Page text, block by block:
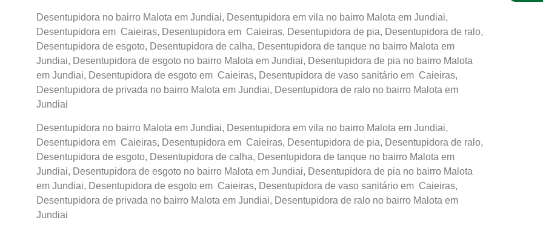
Desentupidora no bairro Malota em Jundiai, Desentupidora em vila no bairro Malota em Jundiai,
Desentupidora em Caieiras, Desentupidora em Caieiras, Desentupidora de pia, Desentupidora de ralo,
Desentupidora de esgoto, Desentupidora de calha, Desentupidora de tanque no bairro Malota em
Jundiai, Desentupidora de esgoto no bairro Malota em Jundiai, Desentupidora de pia no bairro Malota
em Jundiai, Desentupidora de esgoto em Caieiras, Desentupidora de vaso sanitário em Caieiras,
Desentupidora de privada no bairro Malota em Jundiai, Desentupidora de ralo no bairro Malota em
Jundiai
Desentupidora no bairro Malota em Jundiai, Desentupidora em vila no bairro Malota em Jundiai,
Desentupidora em Caieiras, Desentupidora em Caieiras, Desentupidora de pia, Desentupidora de ralo,
Desentupidora de esgoto, Desentupidora de calha, Desentupidora de tanque no bairro Malota em
Jundiai, Desentupidora de esgoto no bairro Malota em Jundiai, Desentupidora de pia no bairro Malota
em Jundiai, Desentupidora de esgoto em Caieiras, Desentupidora de vaso sanitário em Caieiras,
Desentupidora de privada no bairro Malota em Jundiai, Desentupidora de ralo no bairro Malota em
Jundiai